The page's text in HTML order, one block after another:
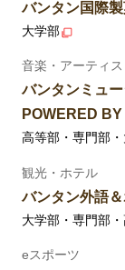
バンタン国際
大学部
音楽・アーティ
バンタンミュ
POWERED
高等部・専門部
観光・ホテル
バンタン外語
大学部・専門部
eスポーツ